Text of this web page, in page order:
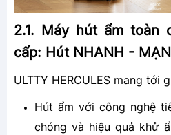
2.1. Máy hút ẩm toàn
cấp: Hút NHANH -
ULTTY HERCULES mang tới
Hút ẩm với công nghệ
chóng và hiệu quả khử